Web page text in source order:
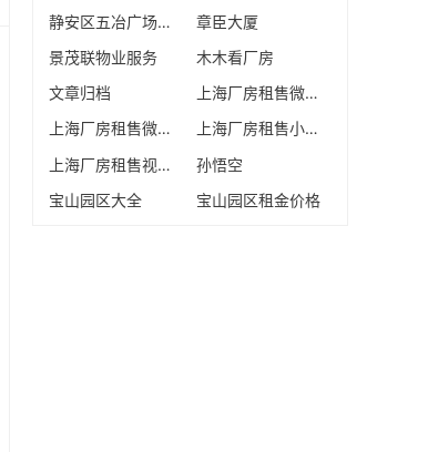
静安区五冶广场办公室出租
章臣大厦
景茂联物业服务
木木看厂房
文章归档
上海厂房租售微信号
上海厂房租售微信抖音号
上海厂房租售小红书号
上海厂房租售视频号
孙悟空
宝山园区大全
宝山园区租金价格